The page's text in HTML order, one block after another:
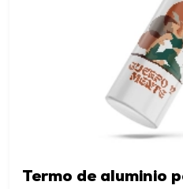
Termo de aluminio